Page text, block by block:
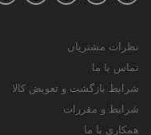
نظرات مشتریان
تماس با ما
شرایط بازگشت و تعویض کالا
شرایط و مقررات
همکاری با ما